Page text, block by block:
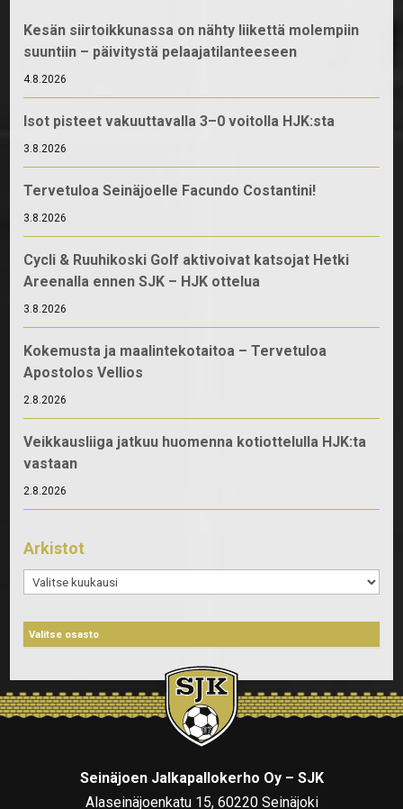
Kesän siirtoikkunassa on nähty liikettä molempiin
suuntiin – päivitystä pelaajatilanteeseen
4.8.2026
Isot pisteet vakuuttavalla 3–0 voitolla HJK:sta
3.8.2026
Tervetuloa Seinäjoelle Facundo Costantini!
3.8.2026
Cycli & Ruuhikoski Golf aktivoivat katsojat Hetki
Areenalla ennen SJK – HJK ottelua
3.8.2026
Kokemusta ja maalintekotaitoa – Tervetuloa
Apostolos Vellios
2.8.2026
Veikkausliiga jatkuu huomenna kotiottelulla HJK:ta
vastaan
2.8.2026
Arkistot
Arkistot
Seinäjoen Jalkapallokerho Oy – SJK
Alaseinäjoenkatu 15, 60220 Seinäjoki